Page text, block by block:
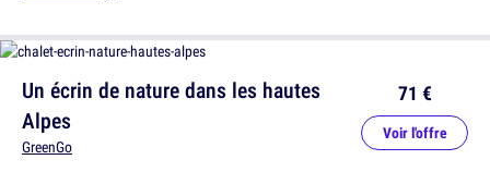
Un écrin de nature dans les hautes
Alpes
GreenGo
71 €
Voir l'offre